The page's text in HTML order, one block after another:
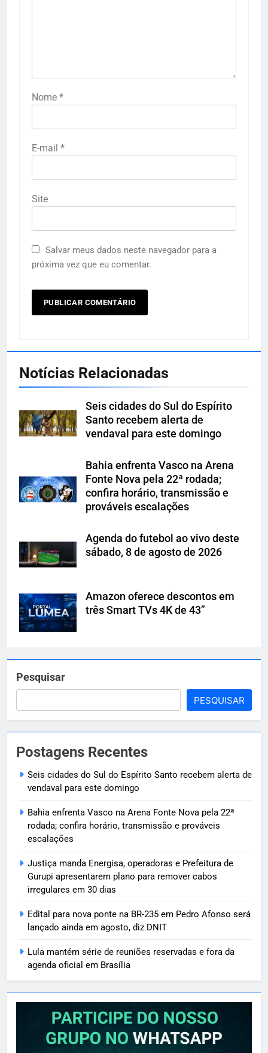
Nome *
E-mail *
Site
Salvar meus dados neste navegador para a
próxima vez que eu comentar.
Notícias Relacionadas
Seis cidades do Sul do Espírito
Santo recebem alerta de
vendaval para este domingo
Bahia enfrenta Vasco na Arena
Fonte Nova pela 22ª rodada;
confira horário, transmissão e
prováveis escalações
Agenda do futebol ao vivo deste
sábado, 8 de agosto de 2026
Amazon oferece descontos em
três Smart TVs 4K de 43”
Pesquisar
PESQUISAR
Postagens Recentes
Seis cidades do Sul do Espírito Santo recebem alerta de
vendaval para este domingo
Bahia enfrenta Vasco na Arena Fonte Nova pela 22ª
rodada; confira horário, transmissão e prováveis
escalações
Justiça manda Energisa, operadoras e Prefeitura de
Gurupi apresentarem plano para remover cabos
irregulares em 30 dias
Edital para nova ponte na BR-235 em Pedro Afonso será
lançado ainda em agosto, diz DNIT
Lula mantém série de reuniões reservadas e fora da
agenda oficial em Brasília